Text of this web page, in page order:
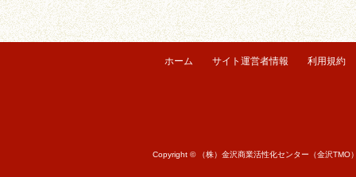
ホーム サイト運営者情報 利用規約
Copyright © （株）金沢商業活性化センター（金沢